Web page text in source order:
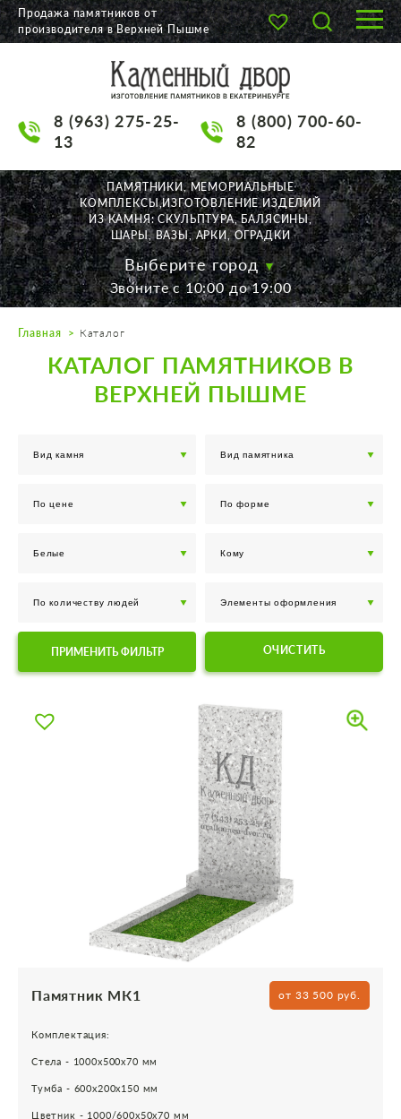
О КОМПАНИИ
НАШИ РАБОТЫ
АКЦИИ
ДОСТАВКА
КОНТАКТЫ
K2532513@yandex.ru
Пн. — Пт. с 10:00 до 19:00
Суббота с 11:00 до 17:00
Воскресенье по договор.
Продажа памятников от
производителя в Верхней Пышме
8 (963) 275-25-
13
8 (800) 700-60-
82
ПАМЯТНИКИ, МЕМОРИАЛЬНЫЕ
КОМПЛЕКСЫ,ИЗГОТОВЛЕНИЕ ИЗДЕЛИЙ
ИЗ КАМНЯ: СКУЛЬПТУРА, БАЛЯСИНЫ,
ШАРЫ, ВАЗЫ, АРКИ, ОГРАДКИ
Выберите город
Звоните с 10:00 до 19:00
Главная Каталог
КАТАЛОГ ПАМЯТНИКОВ В
ВЕРХНЕЙ ПЫШМЕ
ПРИМЕНИТЬ ФИЛЬТР ОЧИСТИТЬ
Памятник МК1 от 33 500 руб.
Комплектация:
Стела - 1000х500х70 мм
Тумба - 600х200х150 мм
Цветник - 1000/600х50х70 мм